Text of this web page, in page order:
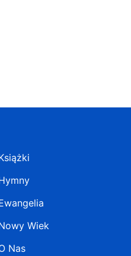
Wiek
Nas